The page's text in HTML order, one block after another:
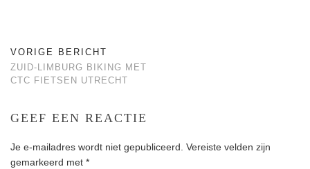
VORIGE BERICHT
ZUID-LIMBURG BIKING MET
CTC FIETSEN UTRECHT
GEEF EEN REACTIE
Je e-mailadres wordt niet gepubliceerd. Vereiste velden zijn
gemarkeerd met *